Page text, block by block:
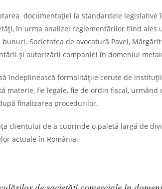
documentației la standardele legislative
în urma analizei reglementărilor fiind ales
Societatea de avocatură Pavel,
și autorizării companiei în domeniul
îndeplinească formalitățile cerute de
fie legale, fie de ordin fiscal, urmând
finalizarea procedurilor.
clientului de a cuprinde o paletă largă de
actuale în România.